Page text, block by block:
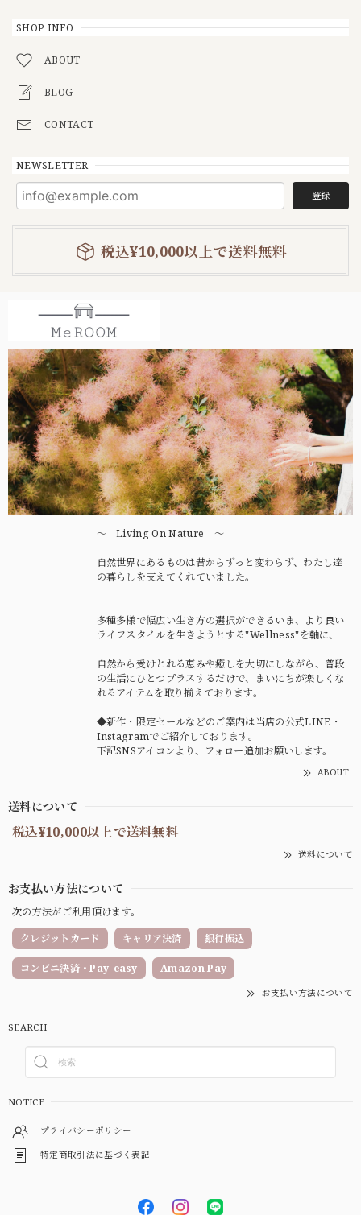
SHOP INFO
ABOUT
BLOG
CONTACT
NEWSLETTER
登録
税込¥10,000以上で送料無料
〜 Living On Nature 〜
自然世界にあるものは昔からずっと変わらず、わたし達
の暮らしを支えてくれていました。
多種多様で幅広い生き方の選択ができるいま、より良い
ライフスタイルを生きようとする"Wellness"を軸に、
自然から受けとれる恵みや癒しを大切にしながら、普段
の生活にひとつプラスするだけで、まいにちが楽しくな
れるアイテムを取り揃えております。
◆新作・限定セールなどのご案内は当店の公式LINE・
Instagramでご紹介しております。
下記SNSアイコンより、フォロー追加お願いします。
ABOUT
送料について
税込¥10,000以上で送料無料
送料について
お支払い方法について
次の方法がご利用頂けます。
クレジットカード
キャリア決済 銀行振込
コンビニ決済・Pay-easy Amazon Pay
お支払い方法について
SEARCH
NOTICE
プライバシーポリシー
特定商取引法に基づく表記